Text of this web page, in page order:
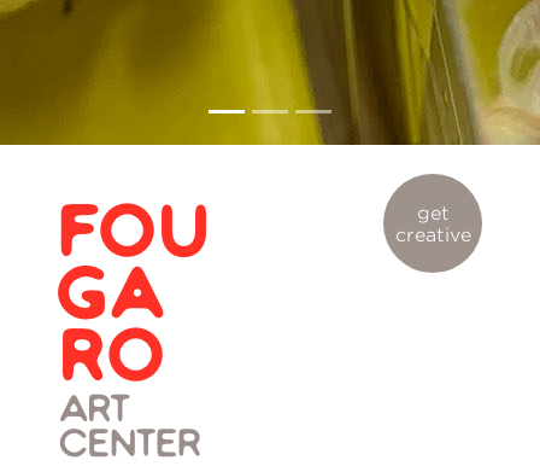
get
creative